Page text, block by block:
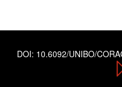
DOI: 10.6092/UNIBO/